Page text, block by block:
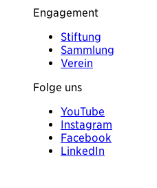
Engagement
Stiftung
Sammlung
Verein
Folge uns
YouTube
Instagram
Facebook
LinkedIn